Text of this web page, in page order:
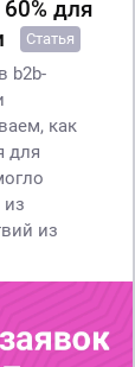
для
Статья
b2b-
как
для
из
из